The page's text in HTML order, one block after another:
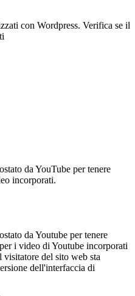
con Wordpress. Verifica se il
da YouTube per tenere
incorporati.
da Youtube per tenere
i video di Youtube incorporati
visitatore del sito web sta
dell'interfaccia di